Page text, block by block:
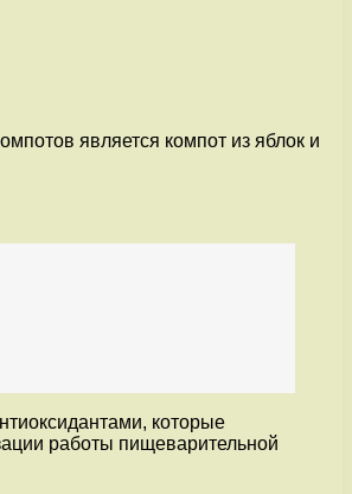
является компот из яблок и
которые
работы пищеварительной